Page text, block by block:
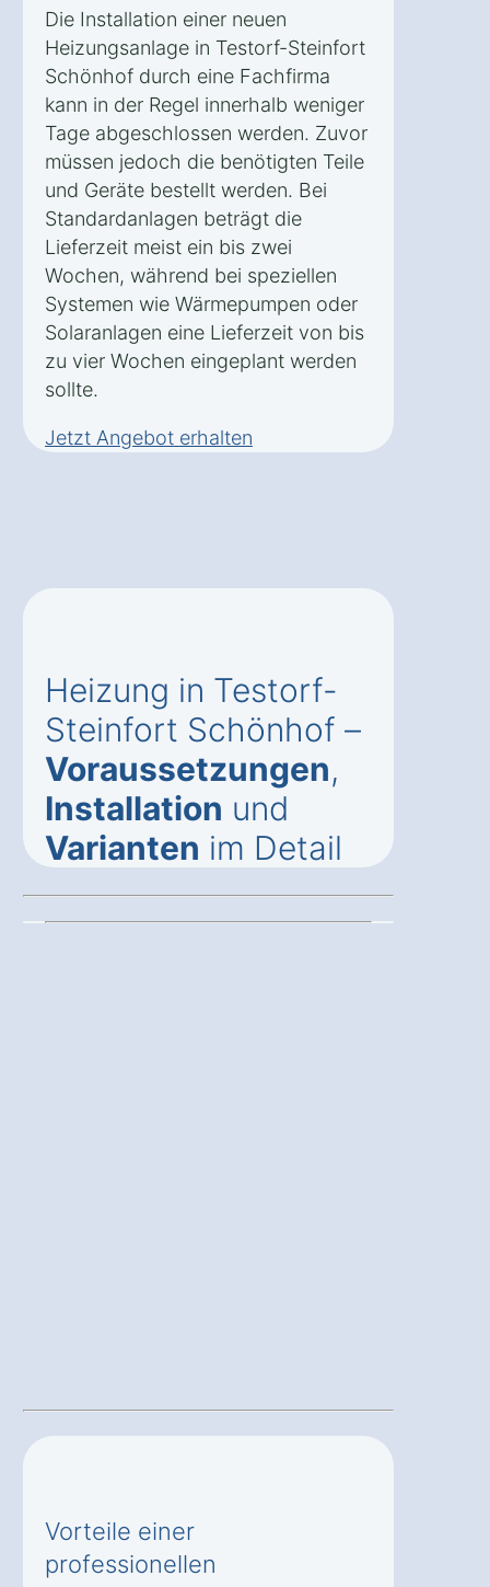
Die Installation einer neuen
Heizungsanlage in Testorf-Steinfort
Schönhof durch eine Fachfirma
kann in der Regel innerhalb weniger
Tage abgeschlossen werden. Zuvor
müssen jedoch die benötigten Teile
und Geräte bestellt werden. Bei
Standardanlagen beträgt die
Lieferzeit meist ein bis zwei
Wochen, während bei speziellen
Systemen wie Wärmepumpen oder
Solaranlagen eine Lieferzeit von bis
zu vier Wochen eingeplant werden
sollte.
Jetzt Angebot erhalten
Heizung in Testorf-
Steinfort Schönhof –
Voraussetzungen,
Installation und
Varianten im Detail
Vorteile einer
professionellen